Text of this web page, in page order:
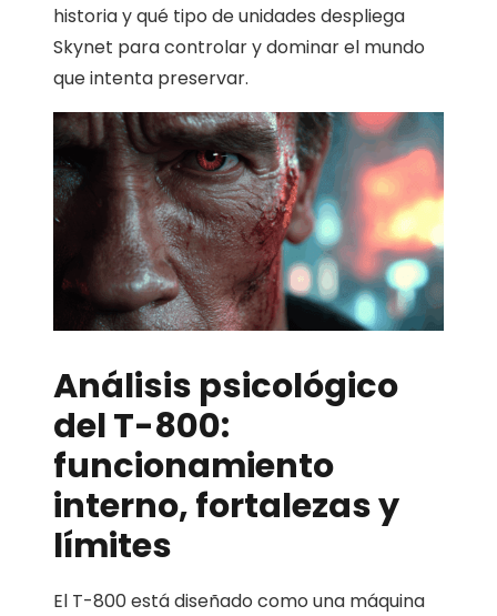
historia y qué tipo de unidades despliega
Skynet para controlar y dominar el mundo
que intenta preservar.
Análisis psicológico
del T-800:
funcionamiento
interno, fortalezas y
límites
El T-800 está diseñado como una máquina